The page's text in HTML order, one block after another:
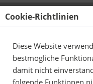
Cookie-Richtlinien
Diese Website
bestmögliche
damit nicht
folgende Funktionen